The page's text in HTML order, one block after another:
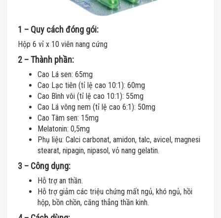
1 – Quy cách đóng gói:
Hộp 6 vỉ x 10 viên nang cứng
2 – Thành phần:
Cao Lá sen: 65mg
Cao Lạc tiên (tỉ lệ cao 10:1): 60mg
Cao Bình vôi (tỉ lệ cao 10:1): 55mg
Cao Lá vông nem (tỉ lệ cao 6:1): 50mg
Cao Tâm sen: 15mg
Melatonin: 0,5mg
Phụ liệu: Calci carbonat, amidon, talc, avicel, magnesi
stearat, nipagin, nipasol, vỏ nang gelatin.
3 – Công dụng:
Hỗ trợ an thần.
Hỗ trợ giảm các triệu chứng mất ngủ, khó ngủ, hồi
hộp, bồn chồn, căng thẳng thần kinh.